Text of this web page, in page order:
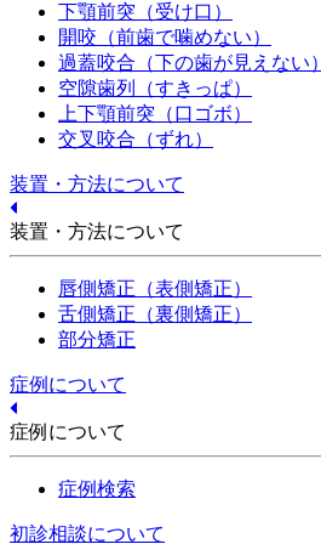
下顎前突（受け口）
開咬（前歯で噛めない）
過蓋咬合（下の歯が見えない）
空隙歯列（すきっぱ）
上下顎前突（口ゴボ）
交叉咬合（ずれ）
装置・方法について
装置・方法について
唇側矯正（表側矯正）
舌側矯正（裏側矯正）
部分矯正
症例について
症例について
症例検索
初診相談について